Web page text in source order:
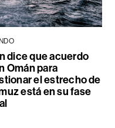
dice que acuerdo
Omán para
el estrecho de
está en su fase